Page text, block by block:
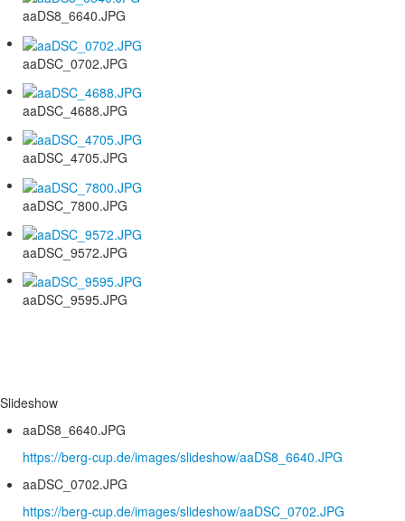
aaDS8_6640.JPG
aaDSC_0702.JPG
aaDSC_4688.JPG
aaDSC_4705.JPG
aaDSC_7800.JPG
aaDSC_9572.JPG
aaDSC_9595.JPG
Slideshow
aaDS8_6640.JPG
https://berg-cup.de/images/slideshow/aaDS8_6640.JPG
aaDSC_0702.JPG
https://berg-cup.de/images/slideshow/aaDSC_0702.JPG